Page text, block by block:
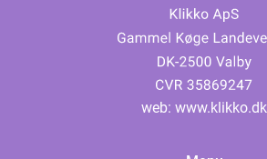
web: www.klikko.dk